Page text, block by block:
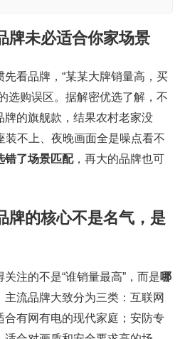
牌未必适合你家场景
先看品牌，“某某大牌销量高，买
购误区。据解密优选了解，不
牌的旗舰款，结果农村老家没
不上、夜晚画面全是噪点看不
错了场景匹配，再大的品牌也可
牌的核心不是名气，是
注的不是“谁销量最高”，而是哪
主流品牌大致分为三类：互联网
有网有电的现代家庭；安防专